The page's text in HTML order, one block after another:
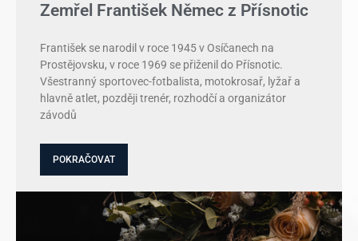
Zemřel František Němec z Přísnotic
František se narodil v roce 1945 v Osíčanech na
Prostějovsku, v roce 1969 se přiženil do Přísnotic.
Všestranný sportovec-fotbalista, motokrosař, lyžař a
hlavně atlet, později trenér, rozhodčí a organizátor
závodů
POKRAČOVAT